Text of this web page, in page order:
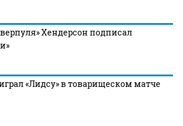
Хендерсон подписал
«Лидсу» в товарищеском матче